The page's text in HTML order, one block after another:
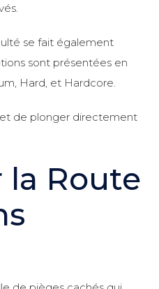
se fait également
sont présentées en
Hard, et Hardcore.
de plonger directement
la Route